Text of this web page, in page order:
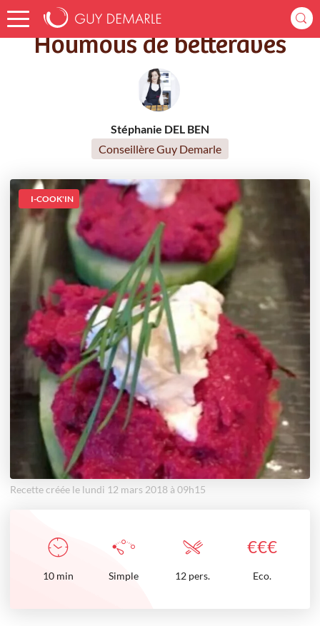
Accueil Recettes Houmous de betteraves
Houmous de betteraves
Stéphanie DEL BEN
Conseillère Guy Demarle
I-COOK'IN
Recette créée le lundi 12 mars 2018 à 09h15
€€€
10 min Simple 12 pers. Eco.